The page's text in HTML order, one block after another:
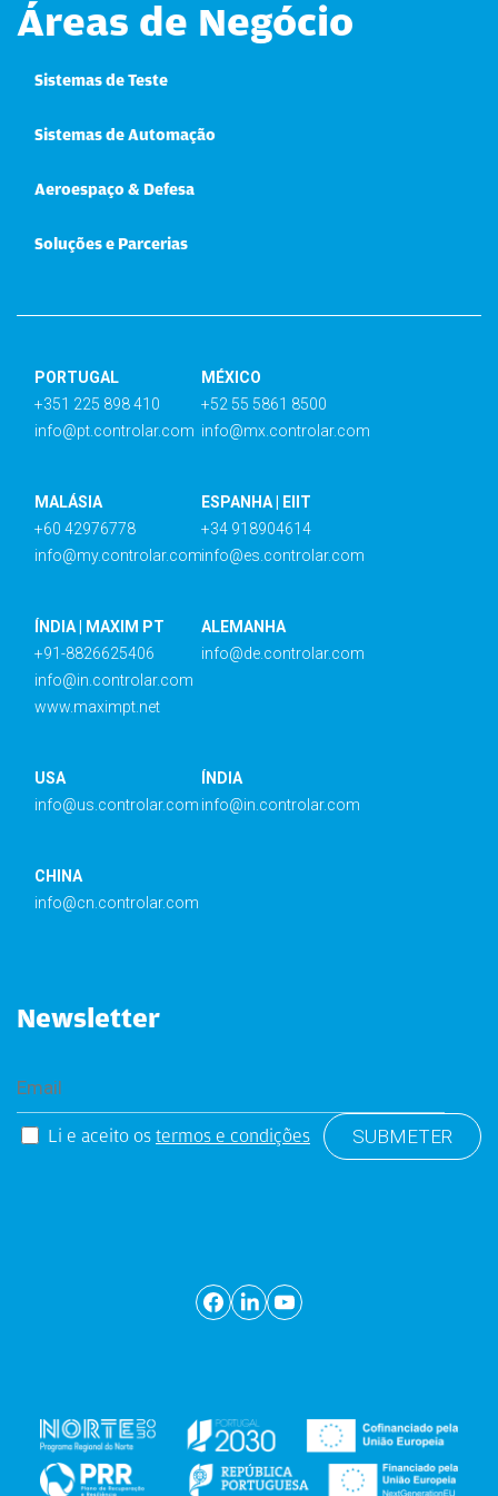
Áreas de Negócio
Sistemas de Teste
Sistemas de Automação
Aeroespaço & Defesa
Soluções e Parcerias
PORTUGAL
+351 225 898 410
info@pt.controlar.com
MÉXICO
+52 55 5861 8500
info@mx.controlar.com
MALÁSIA
+60 42976778
info@my.controlar.com
ESPANHA | EIIT
+34 918904614
info@es.controlar.com
ÍNDIA | MAXIM PT
+91-8826625406
info@in.controlar.com
www.maximpt.net
ALEMANHA
info@de.controlar.com
USA
info@us.controlar.com
ÍNDIA
info@in.controlar.com
CHINA
info@cn.controlar.com
Newsletter
Li e aceito os termos e condições